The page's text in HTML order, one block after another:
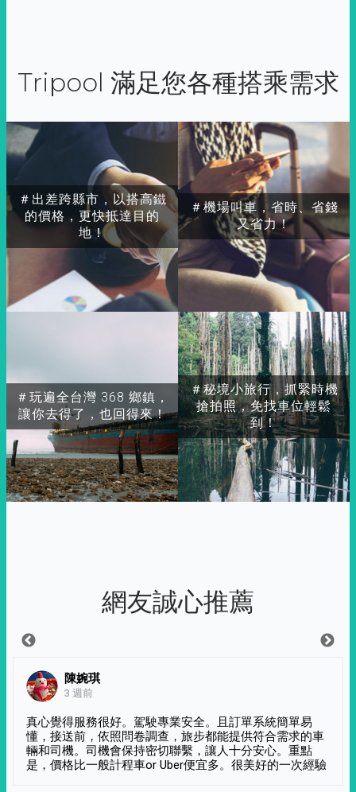
Tripool 滿足您各種搭乘需求
＃出差跨縣市，以搭高鐵
的價格，更快抵達目的
地！
＃玩遍全台灣 368 鄉鎮，
讓你去得了，也回得來！
＃秘境小旅行，抓緊時機
搶拍照，免找車位輕鬆
到！
＃機場叫車，省時、省錢
又省力！
網友誠心推薦
陳婉琪
3 週前
真心覺得服務很好。駕駛專業安全。且訂單系統簡單易
懂，接送前，依照問卷調查，旅步都能提供符合需求的車
輛和司機。司機會保持密切聯繫，讓人十分安心。重點
是，價格比一般計程車or Uber便宜多。很美好的一次經驗